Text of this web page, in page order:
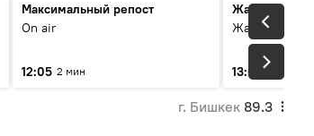
Максимальный репост
On air
12:05 2 мин
Жаңылыктар
13:01 3 мин
г. Бишкек 89.3